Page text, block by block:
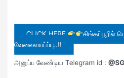
CLICK HERE
சிங்கப்பூரில்
வேலைவாய்ப்பு..!!
அனுப்ப வேண்டிய Telegram id :